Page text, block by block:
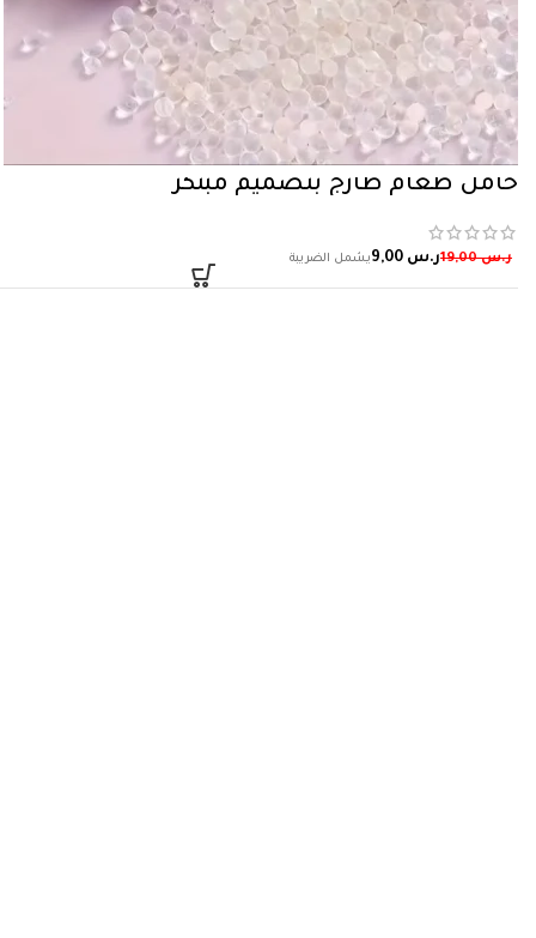
حامل طعام طازج بتصميم مبتكر
ر.س19,00 ر.س